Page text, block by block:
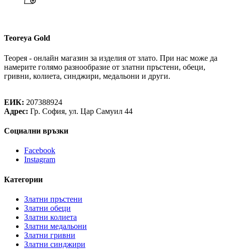
Teoreya Gold
Теорея - онлайн магазин за изделия от злато. При нас може да
намерите голямо разнообразие от златни пръстени, обеци,
гривни, колиета, синджири, медальони и други.
ЕИК: 207388924
Адрес: Гр. София, ул. Цар Самуил 44
Социални връзки
Facebook
Instagram
Категории
Златни пръстени
Златни обеци
Златни колиета
Златни медальони
Златни гривни
Златни синджири